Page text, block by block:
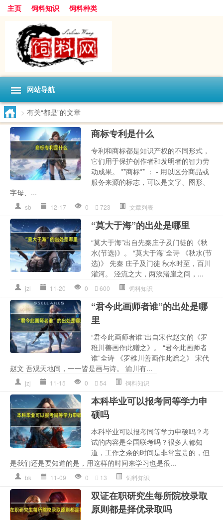
主页 饲料知识 饲料种类
网站导航
> 有关“都是”的文章
商标专利是什么
专利和商标都是知识产权的不同形式，
它们用于保护创作者和发明者的智力劳
动成果。 **商标** ： - 用以区分商品或
服务来源的标志，可以是文字、图形、
字母、...
sb 12-17 0 723 文章列表
“莫大于海”的出处是哪里
“莫大于海”出自先秦庄子及门徒的《秋​
水​(节​选)》。 “莫大于海”全诗 《秋​水​(节​
选)》 先秦 庄子及门徒 秋水时至，百川
灌河。 泾流之大，两涘渚崖之间，...
jzl 11-20 0 600 饲料知识
“君今此画师者谁”的出处是哪
里
“君今此画师者谁”出自宋代赵文的《罗
稚川善画作此赠之》。 “君今此画师者
谁”全诗 《罗稚川善画作此赠之》 宋代
赵文 吾观天地间，一一皆是画与诗。 渝川有...
jzj 11-15 0 54 饲料知识
本科毕业可以报考同等学力申
硕吗
本科毕业可以报考同等学力申硕吗？考
试的内容是全国联考吗？很多人都知
道，工作之余的时间是非常宝贵的，但
是我们还是要知道的是，用这样的时间来学习也是很...
bk 11-09 0 13 饲料知识
双证在职研究生每所院校录取
原则都是择优录取吗